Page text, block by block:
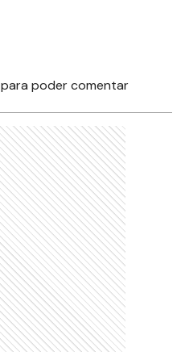
para poder comentar